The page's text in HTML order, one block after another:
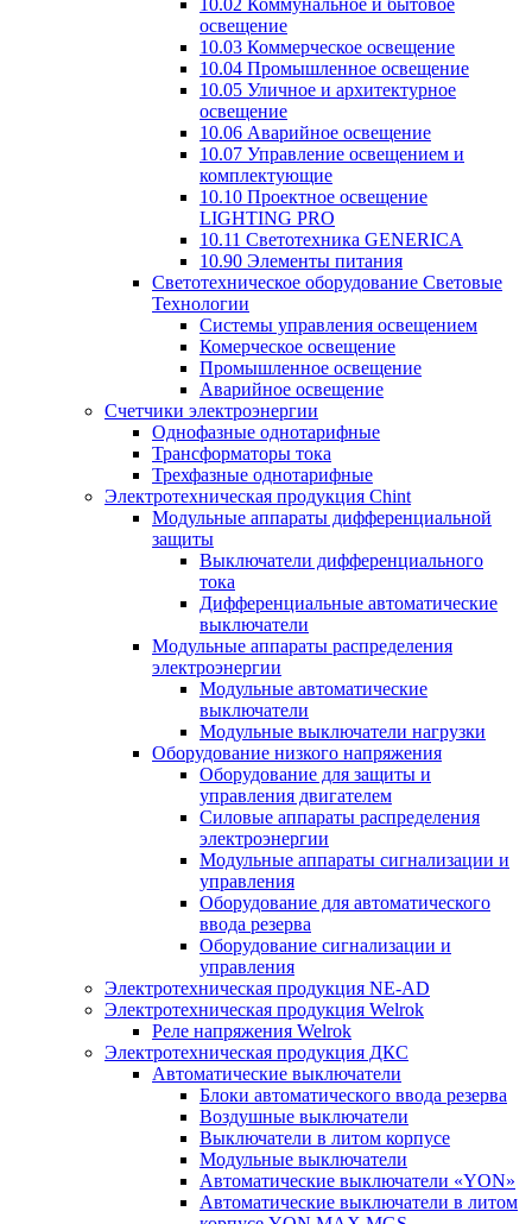
освещение
10.03 Коммерческое освещение
10.04 Промышленное освещение
10.05 Уличное и архитектурное
освещение
10.06 Аварийное освещение
10.07 Управление освещением и
комплектующие
10.10 Проектное освещение
LIGHTING PRO
10.11 Светотехника GENERICA
10.90 Элементы питания
Светотехническое оборудование Световые
Технологии
Системы управления освещением
Комерческое освещение
Промышленное освещение
Аварийное освещение
Счетчики электроэнергии
Однофазные однотарифные
Трансформаторы тока
Трехфазные однотарифные
Электротехническая продукция Chint
Модульные аппараты дифференциальной
защиты
Выключатели дифференциального
тока
Дифференциальные автоматические
выключатели
Модульные аппараты распределения
электроэнергии
Модульные автоматические
выключатели
Модульные выключатели нагрузки
Оборудование низкого напряжения
Оборудование для защиты и
управления двигателем
Силовые аппараты распределения
электроэнергии
Модульные аппараты сигнализации и
управления
Оборудование для автоматического
ввода резерва
Оборудование сигнализации и
управления
Электротехническая продукция NE-AD
Электротехническая продукция Welrok
Реле напряжения Welrok
Электротехническая продукция ДКС
Автоматические выключатели
Блоки автоматического ввода резерва
Воздушные выключатели
Выключатели в литом корпусе
Модульные выключатели
Автоматические выключатели «YON»
Автоматические выключатели в литом